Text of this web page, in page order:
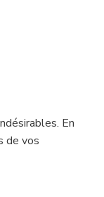
En
de vos